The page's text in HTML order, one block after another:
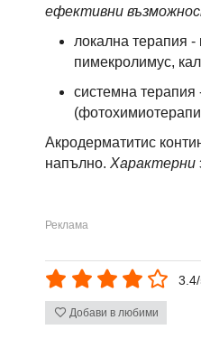
ефективни
локална терапия
пимекролимус,
системна терапия
Акродерматитис
напълно. Характерни
Добави в любими